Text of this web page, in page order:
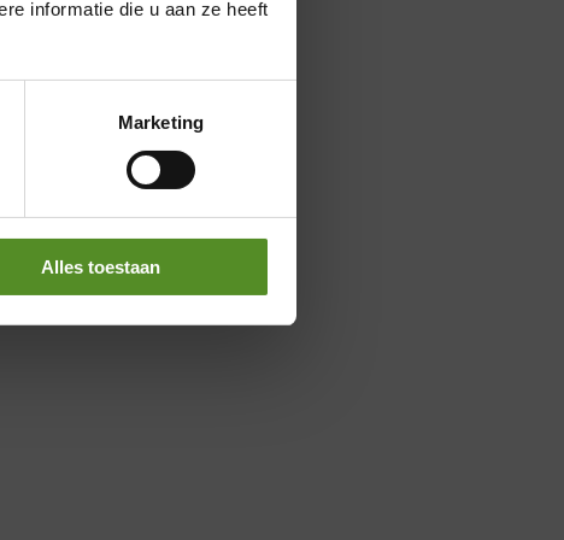
informatie die u aan ze heeft
Marketing
Alles toestaan